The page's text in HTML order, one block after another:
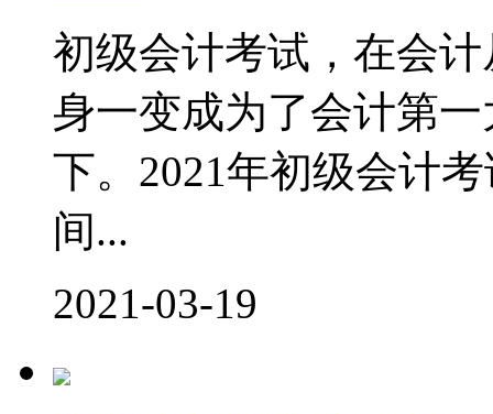
初级会计考试，在会
身一变成为了会计第
下。2021年初级会计
间...
2021-03-19